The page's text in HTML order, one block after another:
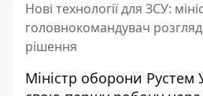
Нові технології для ЗСУ:
головнокомандувач
рішення
Міністр оборони Рустем